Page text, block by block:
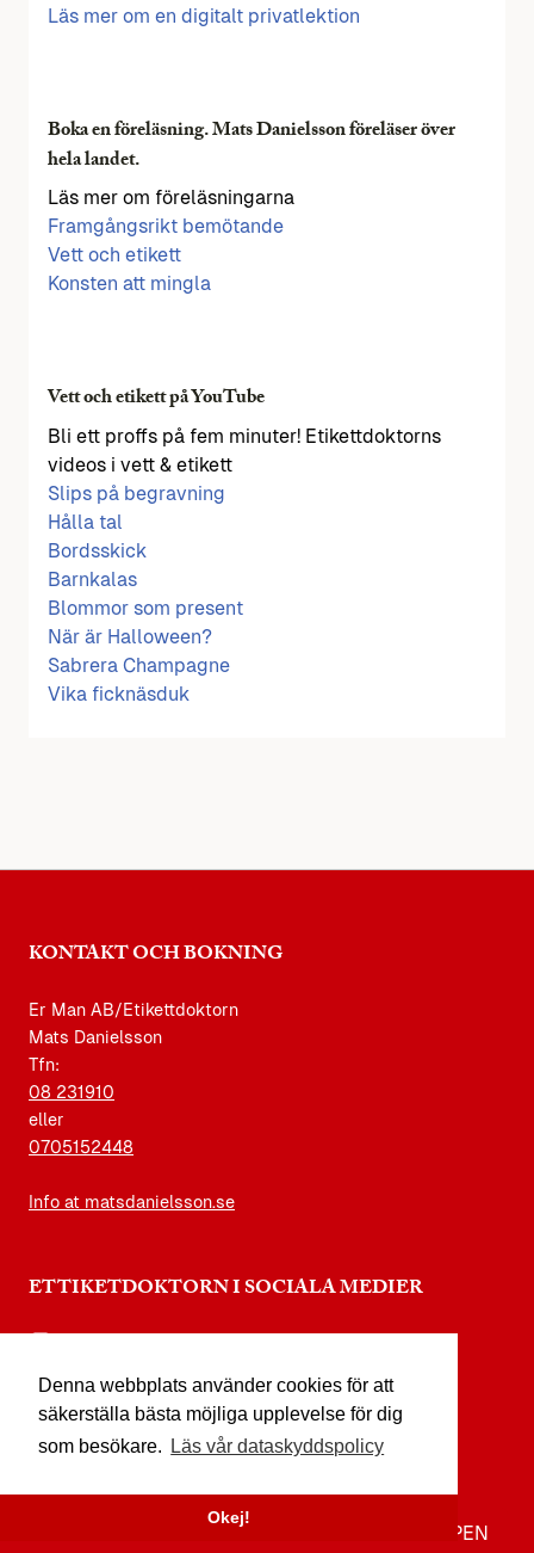
Denna webbplats använder cookies för att
säkerställa bästa möjliga upplevelse för dig
som besökare.
Läs vår dataskyddspolicy
Okej!
Läs mer om en digitalt privatlektion
Boka en föreläsning. Mats Danielsson föreläser över
hela landet.
Läs mer om föreläsningarna
Framgångsrikt bemötande
Vett och etikett
Konsten att mingla
Vett och etikett på YouTube
Bli ett proffs på fem minuter! Etikettdoktorns
videos i vett & etikett
Slips på begravning
Hålla tal
Bordsskick
Barnkalas
Blommor som present
När är Halloween?
Sabrera Champagne
Vika ficknäsduk
KONTAKT OCH BOKNING
Er Man AB/Etikettdoktorn
Mats Danielsson
Tfn:
08 231910
eller
0705152448
Info at matsdanielsson.se
ETTIKETDOKTORN I SOCIALA MEDIER
facebook.com/etikettdoktorn
youtube.com/etikettdoktorn
TILL TOPPEN